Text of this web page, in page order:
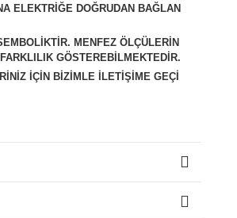
ELEKTRİĞE DOĞRUDAN BAĞLAN
MENFEZ ÖLÇÜLERİN
GÖSTEREBİLMEKTEDİR.
İÇİN BİZİMLE İLETİŞİME GEÇİ